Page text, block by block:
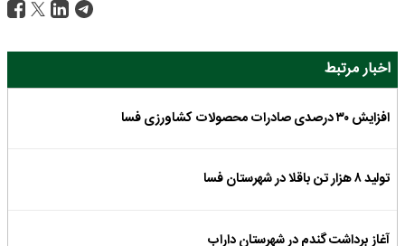
اخبار مرتبط
افزایش ۳۰ درصدی صادرات محصولات کشاورزی فسا
تولید ۸ هزار تن باقلا در شهرستان فسا
آغاز برداشت گندم در شهرستان داراب